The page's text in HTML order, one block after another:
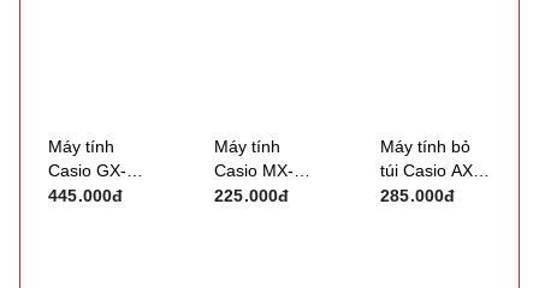
Máy tính
Casio GX-
120B
445.000đ
Máy tính
Casio MX-
120B
225.000đ
Máy tính bỏ
túi Casio AX-
12B
285.000đ